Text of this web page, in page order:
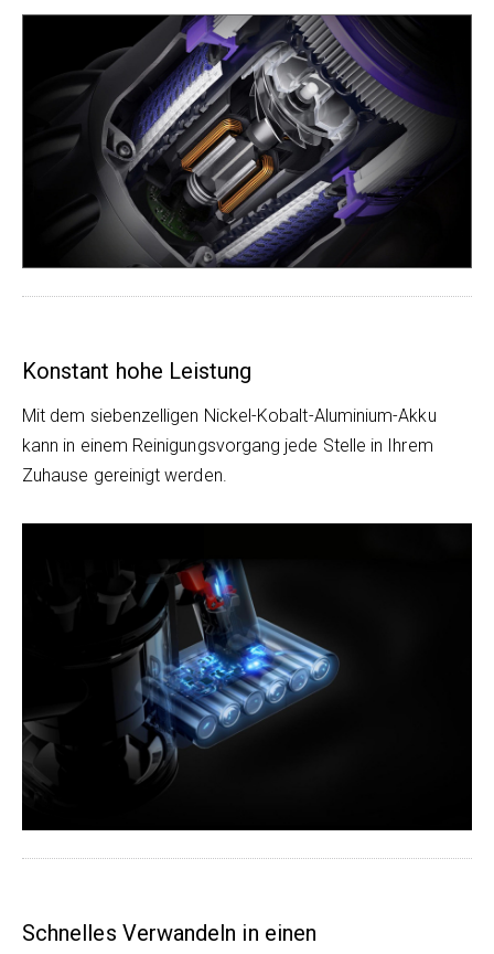
Konstant hohe Leistung
Mit dem siebenzelligen Nickel-Kobalt-Aluminium-Akku
kann in einem Reinigungsvorgang jede Stelle in Ihrem
Zuhause gereinigt werden.
Schnelles Verwandeln in einen